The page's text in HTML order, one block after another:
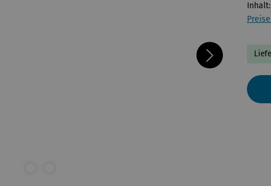
Inhalt: